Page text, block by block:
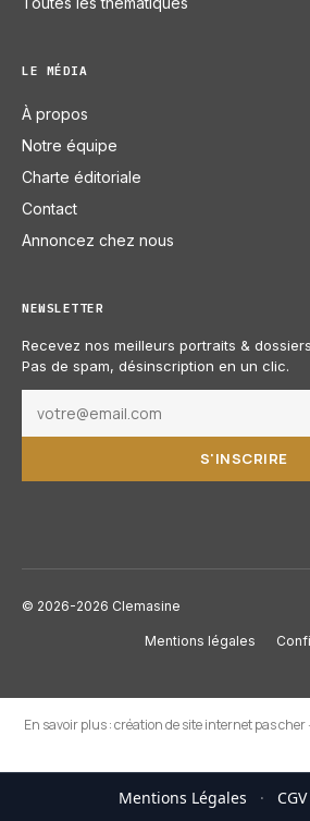
LE MÉDIA
À propos
Notre équipe
Charte éditoriale
Contact
Annoncez chez nous
NEWSLETTER
Recevez nos meilleurs portraits &
Pas de spam, désinscription en un clic.
S'INSCRIRE
© 2026-2026 Clemasine
Mentions légales
En savoir plus :création de site internet pas cher·
Mentions Légales · CGV